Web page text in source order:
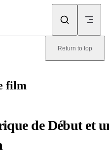
Return to top
film
de Début et